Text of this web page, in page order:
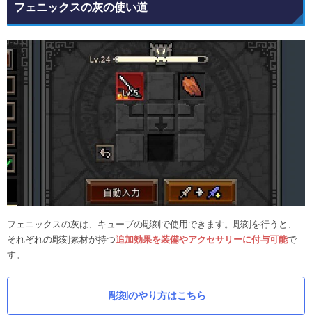
フェニックスの灰の使い道
フェニックスの灰は、キューブの彫刻で使用できます。彫刻を行うと、
それぞれの彫刻素材が持つ追加効果を装備やアクセサリーに付与可能で
す。
彫刻のやり方はこちら